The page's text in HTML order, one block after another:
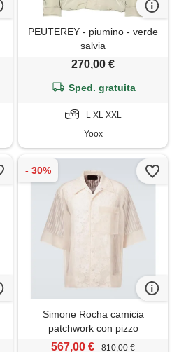
PEUTEREY - piumino - verde
salvia
270,00 €
Sped. gratuita
L XL XXL
Yoox
Simone Rocha camicia
patchwork con pizzo
567,00 € 810,00 €